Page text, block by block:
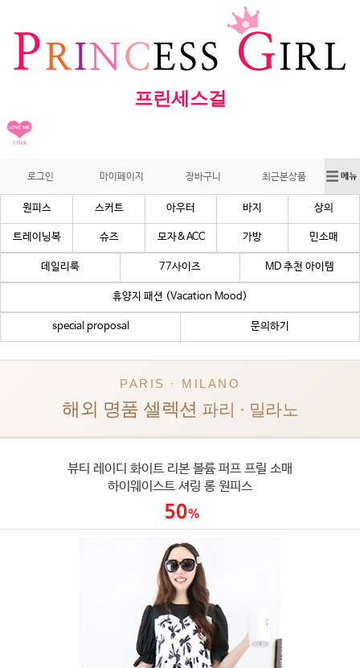
프린세스걸
로그인 마이페이지 장바구니 최근본상품
원피스 스커트 아우터 바지 상의
트레이닝복 슈즈 모자&ACC 가방 민소매
데일리룩 77사이즈 MD 추천 아이템
휴양지 패션 (Vacation Mood)
special proposal 문의하기
PARIS · MILANO
해외 명품 셀렉션 파리 · 밀라노
뷰티 레이디 화이트 리본 볼륨 퍼프 프릴 소매
하이웨이스트 셔링 롱 원피스